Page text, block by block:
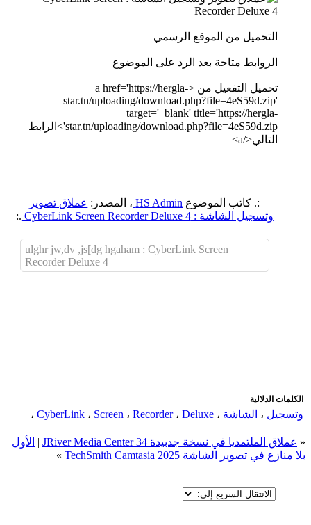
التحميل من الموقع الرسمي
الروابط متاحة بعد الرد على الموضوع
تحميل التفعيل من <a href='https://hergla-
star.tn/uploading/download.php?file=4eS59d.zip'
target='_blank' title='https://hergla-
star.tn/uploading/download.php?file=4eS59d.zip'>الرابط
التالي</a>
:. كاتب الموضوع HS Admin ، المصدر: عملاق تصوير
وتسجيل الشاشة : CyberLink Screen Recorder Deluxe 4
.:
ulghr jw,dv ,js[dg hgaham : CyberLink Screen
Recorder Deluxe 4
الكلمات الدلالية
وتسجيل ، الشاشة ، CyberLink ، Screen ، Recorder، Deluxe ،
« عملاق الملتمديا في نسخة جدبيدة JRiver Media Center 34 | الأول
بلا منازع في تصوير الشاشة TechSmith Camtasia 2025
»